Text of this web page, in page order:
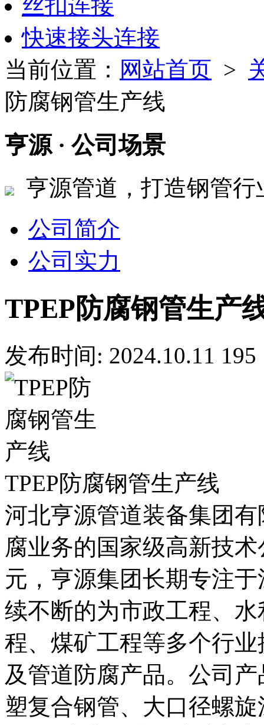
丝扣连接
快速接头连接
当前位置： 网站首页 >
防腐钢管生产线
亨源· 公司场景
亨源管道，打造钢管
公司简介
公司实力
TPEP防腐钢管生产
发布时间: 2024.10.11 195
TPEP防腐钢管生产线
河北亨源管道装备集团
腐业务的国家级高新技
元，亨源集团长期专注
续不断的为市政工程、
程、煤矿工程等多个行
及管道防腐产品。公司
塑复合钢管、大口径螺